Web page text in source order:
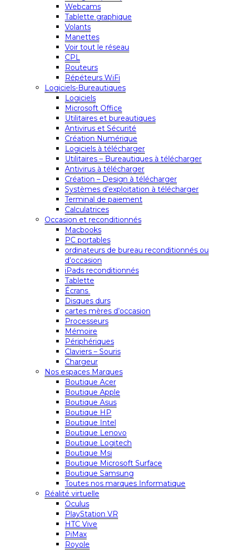
Webcams
Tablette graphique
Volants
Manettes
Voir tout le réseau
CPL
Routeurs
Répéteurs WiFi
Logiciels-Bureautiques
Logiciels
Microsoft Office
Utilitaires et bureautiques
Antivirus et Sécurité
Création Numérique
Logiciels à télécharger
Utilitaires – Bureautiques à télécharger
Antivirus à télécharger
Création – Design à télécharger
Systèmes d’exploitation à télécharger
Terminal de paiement
Calculatrices
Occasion et reconditionnés
Macbooks
PC portables
ordinateurs de bureau reconditionnés ou
d’occasion
iPads reconditionnés
Tablette
Écrans
Disques durs
cartes mères d’occasion
Processeurs
Mémoire
Périphériques
Claviers – Souris
Chargeur
Nos espaces Marques
Boutique Acer
Boutique Apple
Boutique Asus
Boutique HP
Boutique Intel
Boutique Lenovo
Boutique Logitech
Boutique Msi
Boutique Microsoft Surface
Boutique Samsung
Toutes nos marques Informatique
Réalité virtuelle
Oculus
PlayStation VR
HTC Vive
PiMax
Royole